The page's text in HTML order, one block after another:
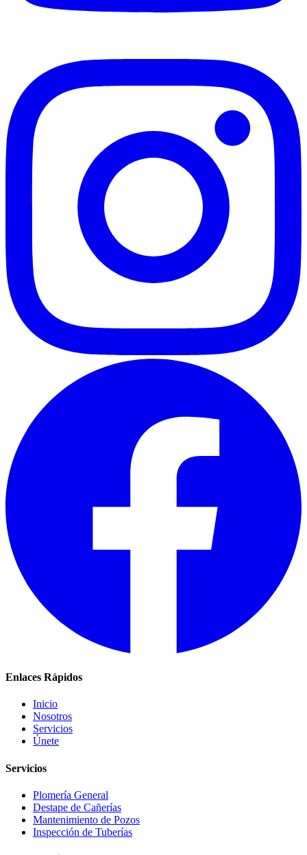
Enlaces Rápidos
Inicio
Nosotros
Servicios
Únete
Servicios
Plomería General
Destape de Cañerías
Mantenimiento de Pozos
Inspección de Tuberías